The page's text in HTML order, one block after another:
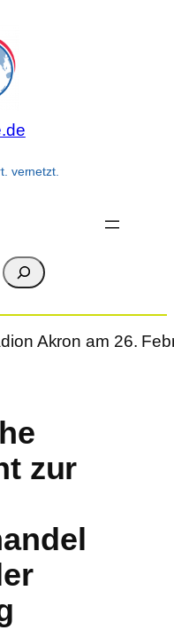
vernetzt.
zur